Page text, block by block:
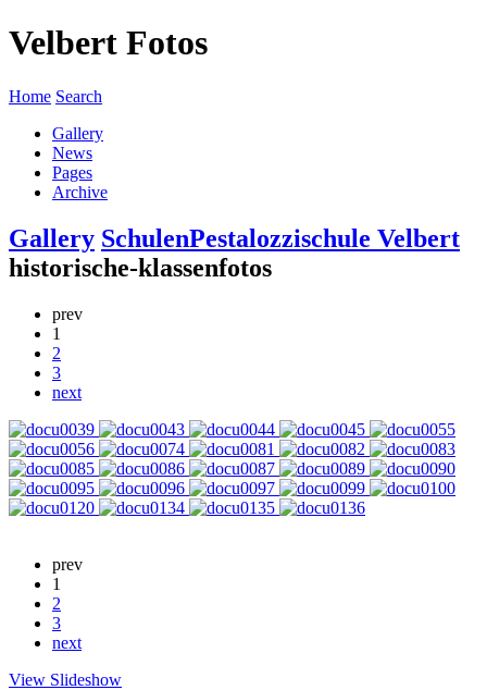
Velbert Fotos
Home Search
Gallery
News
Pages
Archive
Gallery SchulenPestalozzischule Velbert
historische-klassenfotos
prev
1
2
3
next
prev
1
2
3
next
View Slideshow